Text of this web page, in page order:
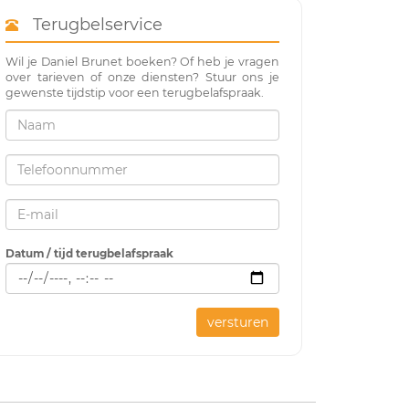
Terugbelservice
Wil je Daniel Brunet boeken? Of heb je vragen
over tarieven of onze diensten? Stuur ons je
gewenste tijdstip voor een terugbelafspraak.
Datum / tijd terugbelafspraak
versturen